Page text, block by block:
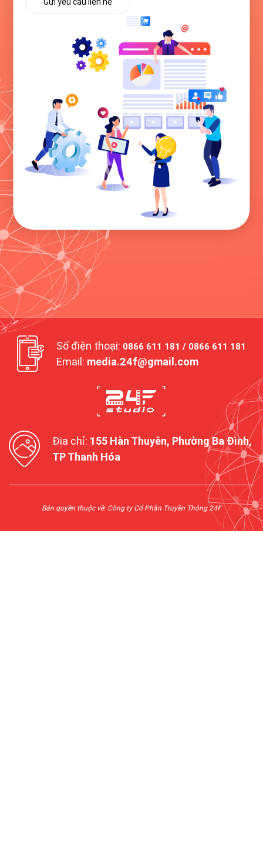
Số điện thoại: 0866 611 181 / 0866 611 181
Email: media.24f@gmail.com
Địa chỉ: 155 Hàn Thuyên, Phường Ba Đình,
TP Thanh Hóa
Bản quyền thuộc về: Công ty Cổ Phần Truyền Thông 24F